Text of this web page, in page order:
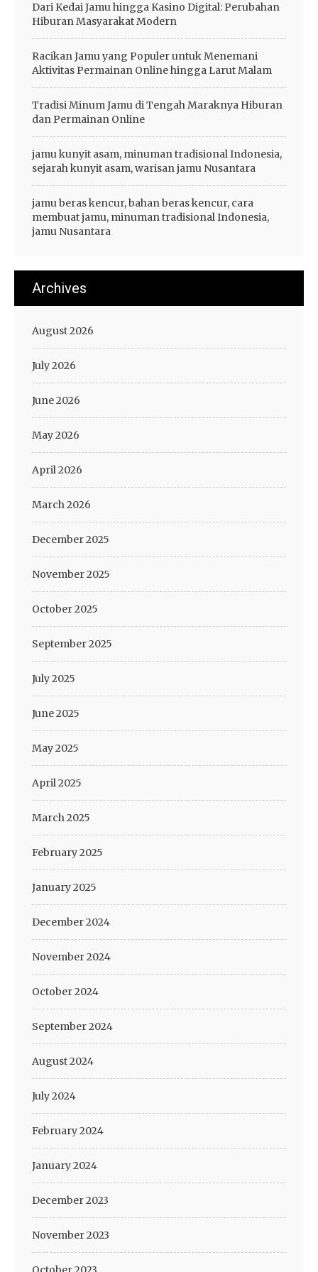
Dari Kedai Jamu hingga Kasino Digital: Perubahan
Hiburan Masyarakat Modern
Racikan Jamu yang Populer untuk Menemani
Aktivitas Permainan Online hingga Larut Malam
Tradisi Minum Jamu di Tengah Maraknya Hiburan
dan Permainan Online
jamu kunyit asam, minuman tradisional Indonesia,
sejarah kunyit asam, warisan jamu Nusantara
jamu beras kencur, bahan beras kencur, cara
membuat jamu, minuman tradisional Indonesia,
jamu Nusantara
Archives
August 2026
July 2026
June 2026
May 2026
April 2026
March 2026
December 2025
November 2025
October 2025
September 2025
July 2025
June 2025
May 2025
April 2025
March 2025
February 2025
January 2025
December 2024
November 2024
October 2024
September 2024
August 2024
July 2024
February 2024
January 2024
December 2023
November 2023